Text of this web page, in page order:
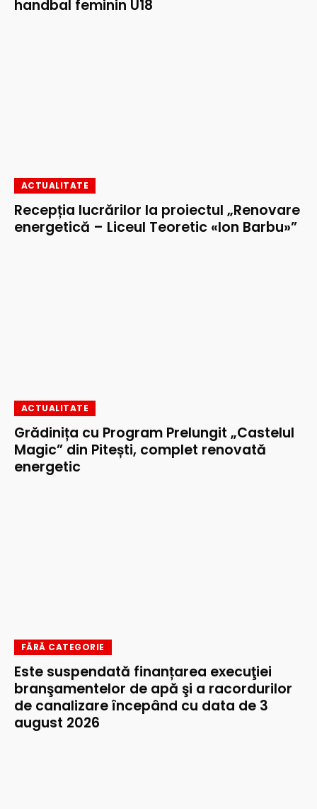
handbal feminin U18
ACTUALITATE
Recepția lucrărilor la proiectul „Renovare
energetică – Liceul Teoretic «Ion Barbu»”
ACTUALITATE
Grădinița cu Program Prelungit „Castelul
Magic” din Pitești, complet renovată
energetic
FĂRĂ CATEGORIE
Este suspendată finanțarea execuţiei
branşamentelor de apă şi a racordurilor
de canalizare începând cu data de 3
august 2026